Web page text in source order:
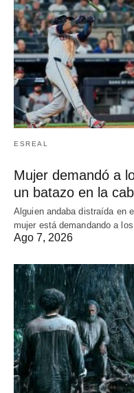
ESREAL
Mujer demandó a
un batazo en la
Alguien andaba distraída en
mujer está demandando a
Ago 7, 2026